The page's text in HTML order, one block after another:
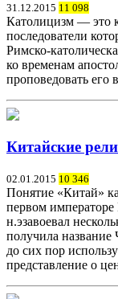
31.12.2015 11 098
Католицизм — это
последователи
Римско-
ко временам
проповедовать его
Китайские
02.01.2015 10 346
Понятие «Китай»
первом
н.эзавоевал
получила
до сих пор
представление о